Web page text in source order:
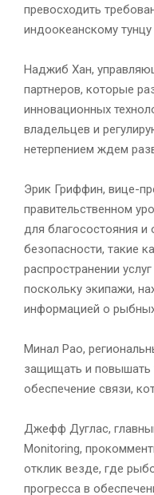
превосходить
индоокеанскому
Наджиб Хан,
партнеров, которые
инновационных
владельцев и
нетерпением ждем
Эрик Гриффин, вице-
правительственном
для благосостояния
безопасности, такие
распространении
поскольку экипажи,
информацией о
Минал Рао,
защищать и повышать
обеспечение связи,
Джефф Дуглас,
Monitoring,
отклик везде, где
прогресса в